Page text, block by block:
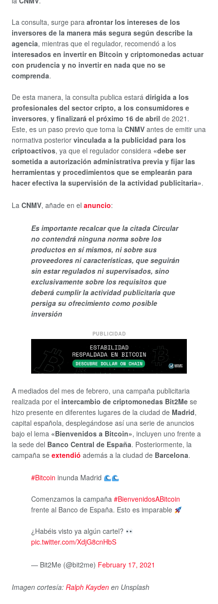
La consulta, surge para afrontar los intereses de los
inversores de la manera más segura según describe la
agencia, mientras que el regulador, recomendó a los
interesados en invertir en Bitcoin y criptomonedas actuar
con prudencia y no invertir en nada que no se
comprenda.
De esta manera, la consulta publica estará dirigida a los
profesionales del sector cripto, a los consumidores e
inversores, y finalizará el próximo 16 de abril de 2021.
Este, es un paso previo que toma la CNMV antes de emitir una
normativa posterior vinculada a la publicidad para los
criptoactivos, ya que el regulador considera «debe ser
sometida a autorización administrativa previa y fijar las
herramientas y procedimientos que se emplearán para
hacer efectiva la supervisión de la actividad publicitaria».
La CNMV, añade en el anuncio:
Es importante recalcar que la citada Circular
no contendrá ninguna norma sobre los
productos en sí mismos, ni sobre sus
proveedores ni características, que seguirán
sin estar regulados ni supervisados, sino
exclusivamente sobre los requisitos que
deberá cumplir la actividad publicitaria que
persiga su ofrecimiento como posible
inversión
PUBLICIDAD
A mediados del mes de febrero, una campaña publicitaria
realizada por el intercambio de criptomonedas Bit2Me se
hizo presente en diferentes lugares de la ciudad de Madrid,
capital española, desplegándose así una serie de anuncios
bajo el lema «Bienvenidos a Bitcoin», incluyen uno frente a
la sede del Banco Central de España. Posteriormente, la
campaña se extendió además a la ciudad de Barcelona.
#Bitcoin inunda Madrid
Comenzamos la campaña #BienvenidosABitcoin
frente al Banco de España. Esto es imparable
¿Habéis visto ya algún cartel?
pic.twitter.com/XdjG8cnHbS
— Bit2Me (@bit2me) February 17, 2021
Imagen cortesía: Ralph Kayden en Unsplash